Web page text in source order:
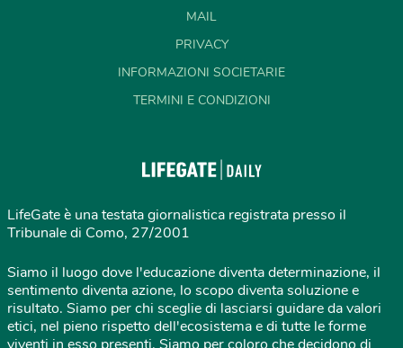
MAIL
PRIVACY
INFORMAZIONI SOCIETARIE
TERMINI E CONDIZIONI
LifeGate è una testata giornalistica registrata presso il
Tribunale di Como, 27/2001
Siamo il luogo dove l'educazione diventa determinazione, il
sentimento diventa azione, lo scopo diventa soluzione e
risultato. Siamo per chi sceglie di lasciarsi guidare da valori
etici, nel pieno rispetto dell'ecosistema e di tutte le forme